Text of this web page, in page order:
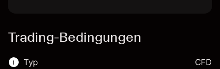
Trading-Bedingungen
Typ CFD